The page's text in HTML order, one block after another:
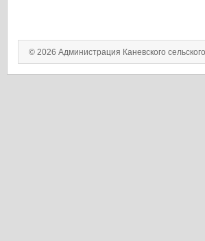
© 2026 Администрация Каневского